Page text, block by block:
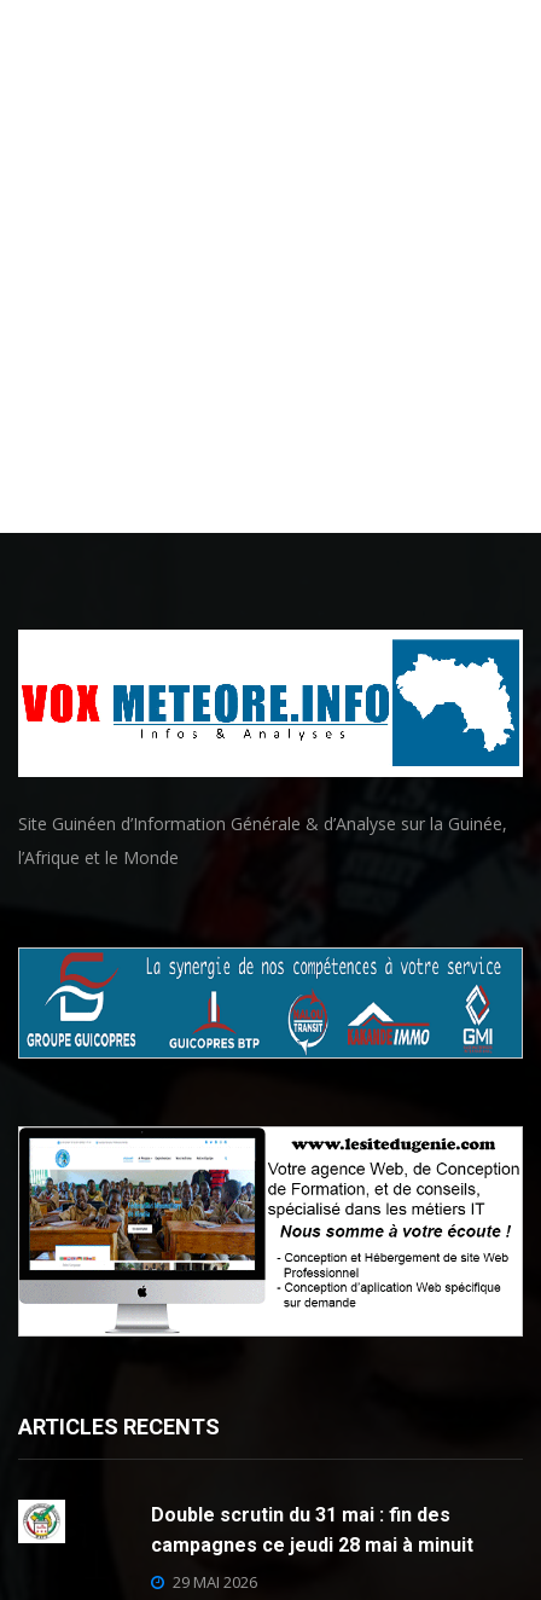
Site Guinéen d’Information Générale & d’Analyse sur la Guinée,
l’Afrique et le Monde
ARTICLES RECENTS
Double scrutin du 31 mai : fin des
campagnes ce jeudi 28 mai à minuit
29 MAI 2026